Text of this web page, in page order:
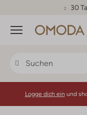
30
Menü
Logge dich ein und